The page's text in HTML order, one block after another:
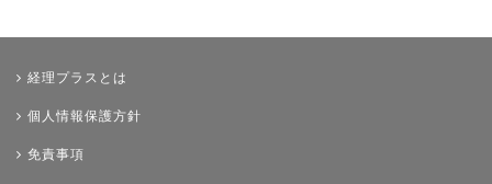
経理プラスとは
個人情報保護方針
免責事項